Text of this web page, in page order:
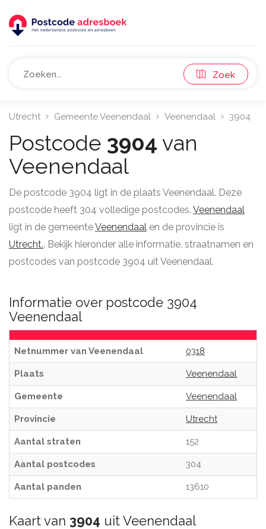
Zoek
Utrecht Gemeente Veenendaal Veenendaal 3904
Postcode 3904 van
Veenendaal
De postcode 3904 ligt in de plaats Veenendaal. Deze
postcode heeft 304 volledige postcodes. Veenendaal
ligt in de gemeenteVeenendaal en de provincie is
Utrecht.. Bekijk hieronder alle informatie, straatnamen en
postcodes van postcode 3904 uit Veenendaal.
Informatie over postcode 3904
Veenendaal
Netnummer van Veenendaal 0318
Plaats Veenendaal
Gemeente Veenendaal
Provincie Utrecht
Aantal straten 152
Aantal postcodes 304
Aantal panden 13610
Kaart van 3904 uit Veenendaal